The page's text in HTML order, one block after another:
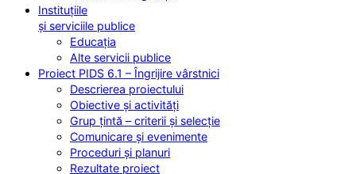
Instituțiile
și serviciile publice
Educația
Alte servicii publice
Proiect PIDS 6.1 – Îngrijire vârstnici
Descrierea proiectului
Obiective și activități
Grup țintă – criterii și selecție
Comunicare și evenimente
Proceduri și planuri
Rezultate proiect